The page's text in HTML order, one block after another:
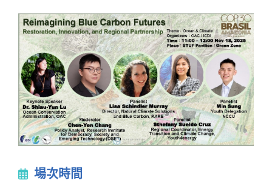
場次時間